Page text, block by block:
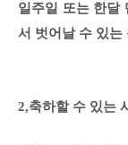
일주일 또는 한달
서 벗어날 수 있는
2,축하할 수 있는